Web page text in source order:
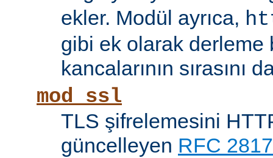
ekler. Modül ayrıca,
gibi ek olarak derleme
kancalarının sırasını
mod_ssl
TLS şifrelemesini
güncelleyen RFC 2817